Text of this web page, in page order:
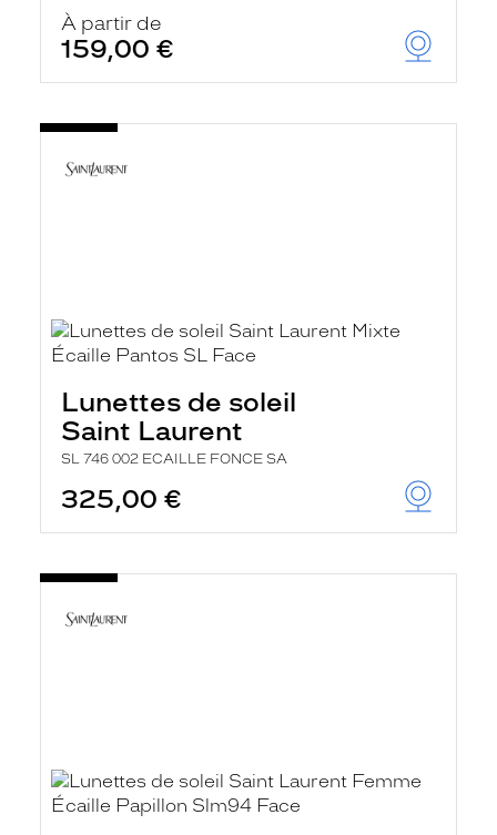
À partir de
159,00 €
Lunettes de soleil
Saint Laurent
SL 746 002 ECAILLE FONCE SA
325,00 €